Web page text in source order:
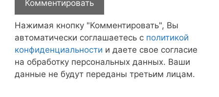
Нажимая кнопку "Комментировать", Вы
автоматически соглашаетесь с политикой
конфиденциальности и даете свое согласие
на обработку персональных данных. Ваши
данные не будут переданы третьим лицам.